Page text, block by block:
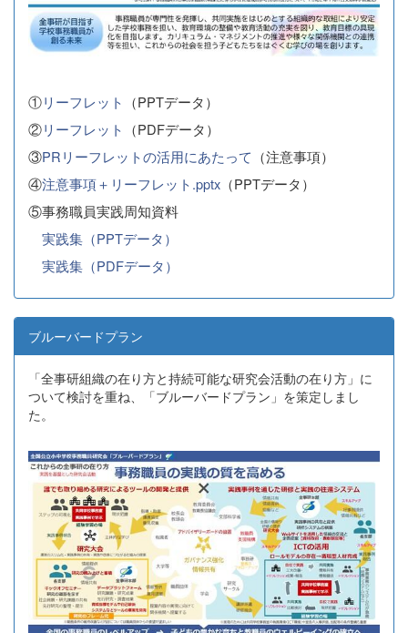
①リーフレット （PPTデータ）
②リーフレット （PDFデータ）
③PRリーフレットの活用にあたって （注意事項）
④注意事項＋リーフレット.pptx （PPTデータ）
⑤事務職員実践周知資料
実践集（PPTデータ）
実践集（PDFデータ）
ブルーバードプラン
「全事研組織の在り方と持続可能な研究会活動の在り方」に
ついて検討を重ね、「ブルーバードプラン」を策定しまし
た。